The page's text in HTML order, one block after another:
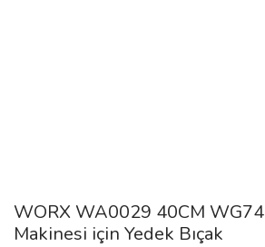
WORX WA0029 40CM
Makinesi için Yedek Bıçak